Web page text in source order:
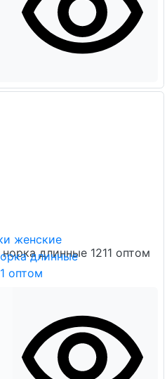
длинные 1211 оптом